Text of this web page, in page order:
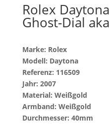
Rolex
Ghost-Dial
Marke: Rolex
Modell: Daytona
Referenz: 116509
Jahr: 2007
Material: Weißgold
Armband: Weißgold
Durchmesser: 40mm